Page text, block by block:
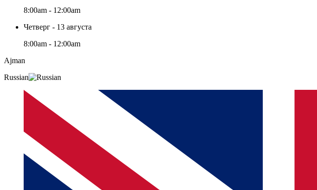
8:00am - 12:00am
Четверг - 13 августа
8:00am - 12:00am
Ajman
Russian